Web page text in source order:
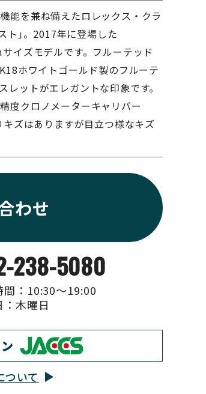
能を兼ね備えたロレックス・クラ
ト｣。2017年に登場した
イズモデルです。フルーテッド
ホワイトゴールド製のフルーテ
レットがエレガントな印象です。
度クロノメーターキャリバー
ズはありますが目立つ様なキズ
わせ
238-5080
間：10:30〜19:00
：木曜日
ついて